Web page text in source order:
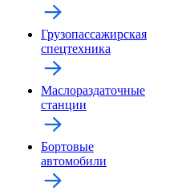
Грузопассажирская
спецтехника
Маслораздаточные
станции
Бортовые
автомобили